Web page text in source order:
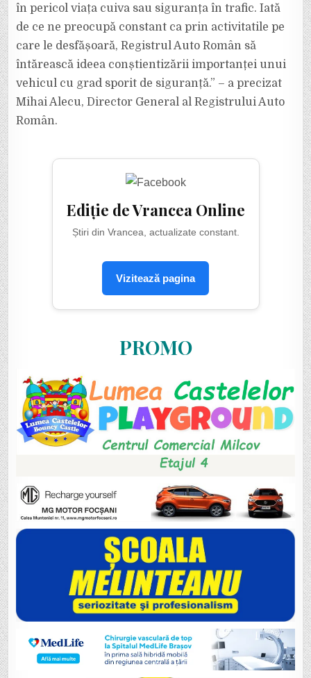
în pericol viața cuiva sau siguranța în trafic. Iată
de ce ne preocupă constant ca prin activitatile pe
care le desfășoară, Registrul Auto Român să
întărească ideea conștientizării importanței unui
vehicul cu grad sporit de siguranță.” – a precizat
Mihai Alecu, Director General al Registrului Auto
Român.
Ediție de Vrancea Online
Știri din Vrancea, actualizate constant.
Vizitează pagina
PROMO